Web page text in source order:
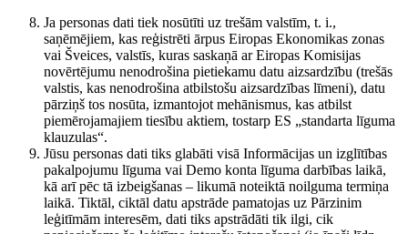
Ja personas dati tiek nosūtīti uz trešām valstīm, t. i.,
saņēmējiem, kas reģistrēti ārpus Eiropas Ekonomikas zonas
vai Šveices, valstīs, kuras saskaņā ar Eiropas Komisijas
novērtējumu nenodrošina pietiekamu datu aizsardzību (trešās
valstis, kas nenodrošina atbilstošu aizsardzības līmeni), datu
pārziņš tos nosūta, izmantojot mehānismus, kas atbilst
piemērojamajiem tiesību aktiem, tostarp ES „standarta līguma
klauzulas“.
Jūsu personas dati tiks glabāti visā Informācijas un izglītības
pakalpojumu līguma vai Demo konta līguma darbības laikā,
kā arī pēc tā izbeigšanas – likumā noteiktā noilguma termiņa
laikā. Tiktāl, ciktāl datu apstrāde pamatojas uz Pārzinim
leģitīmām interesēm, dati tiks apstrādāti tik ilgi, cik